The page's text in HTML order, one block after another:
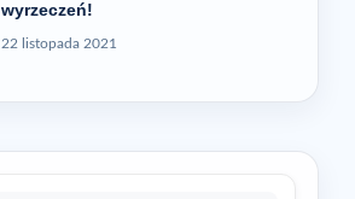
wyrzeczeń!
22 listopada 2021